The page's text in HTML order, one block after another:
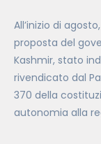
All’inizio di
proposta del
Kashmir, stato
rivendicato dal
370 della
autonomia alla